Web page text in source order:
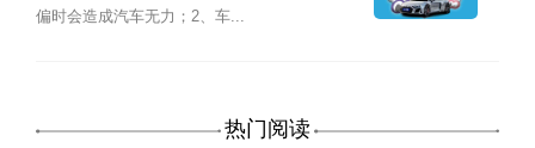
偏时会造成汽车无力；2、车...
热门阅读